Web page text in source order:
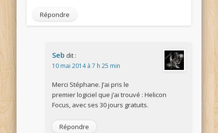
Répondre
Seb dit :
10 mai 2014 à 7 h 25 min
Merci Stéphane. J’ai pris le
premier logiciel que j’ai trouvé : Helicon
Focus, avec ses 30 jours gratuits.
Répondre